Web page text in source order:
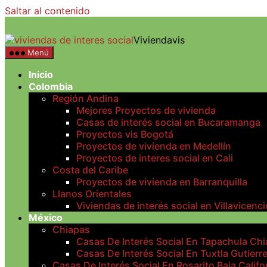
Saltar al contenido
Viviendavis
Menú
Inicio
Colombia
Región Andina
Mejores Proyectos de vivienda
Casas de interés social en Bucaramanga
Proyectos vis Bogotá
Proyectos de vivienda en Medellín
Proyectos de interes social en Cali
Costa del Caribe
Proyectos de vivienda en Barranquilla
Llanos Orientales
Viviendas de interés social en
México
Chiapas
Casas De Interés Social En Tapachula
Casas De Interés Social En Tuxtla